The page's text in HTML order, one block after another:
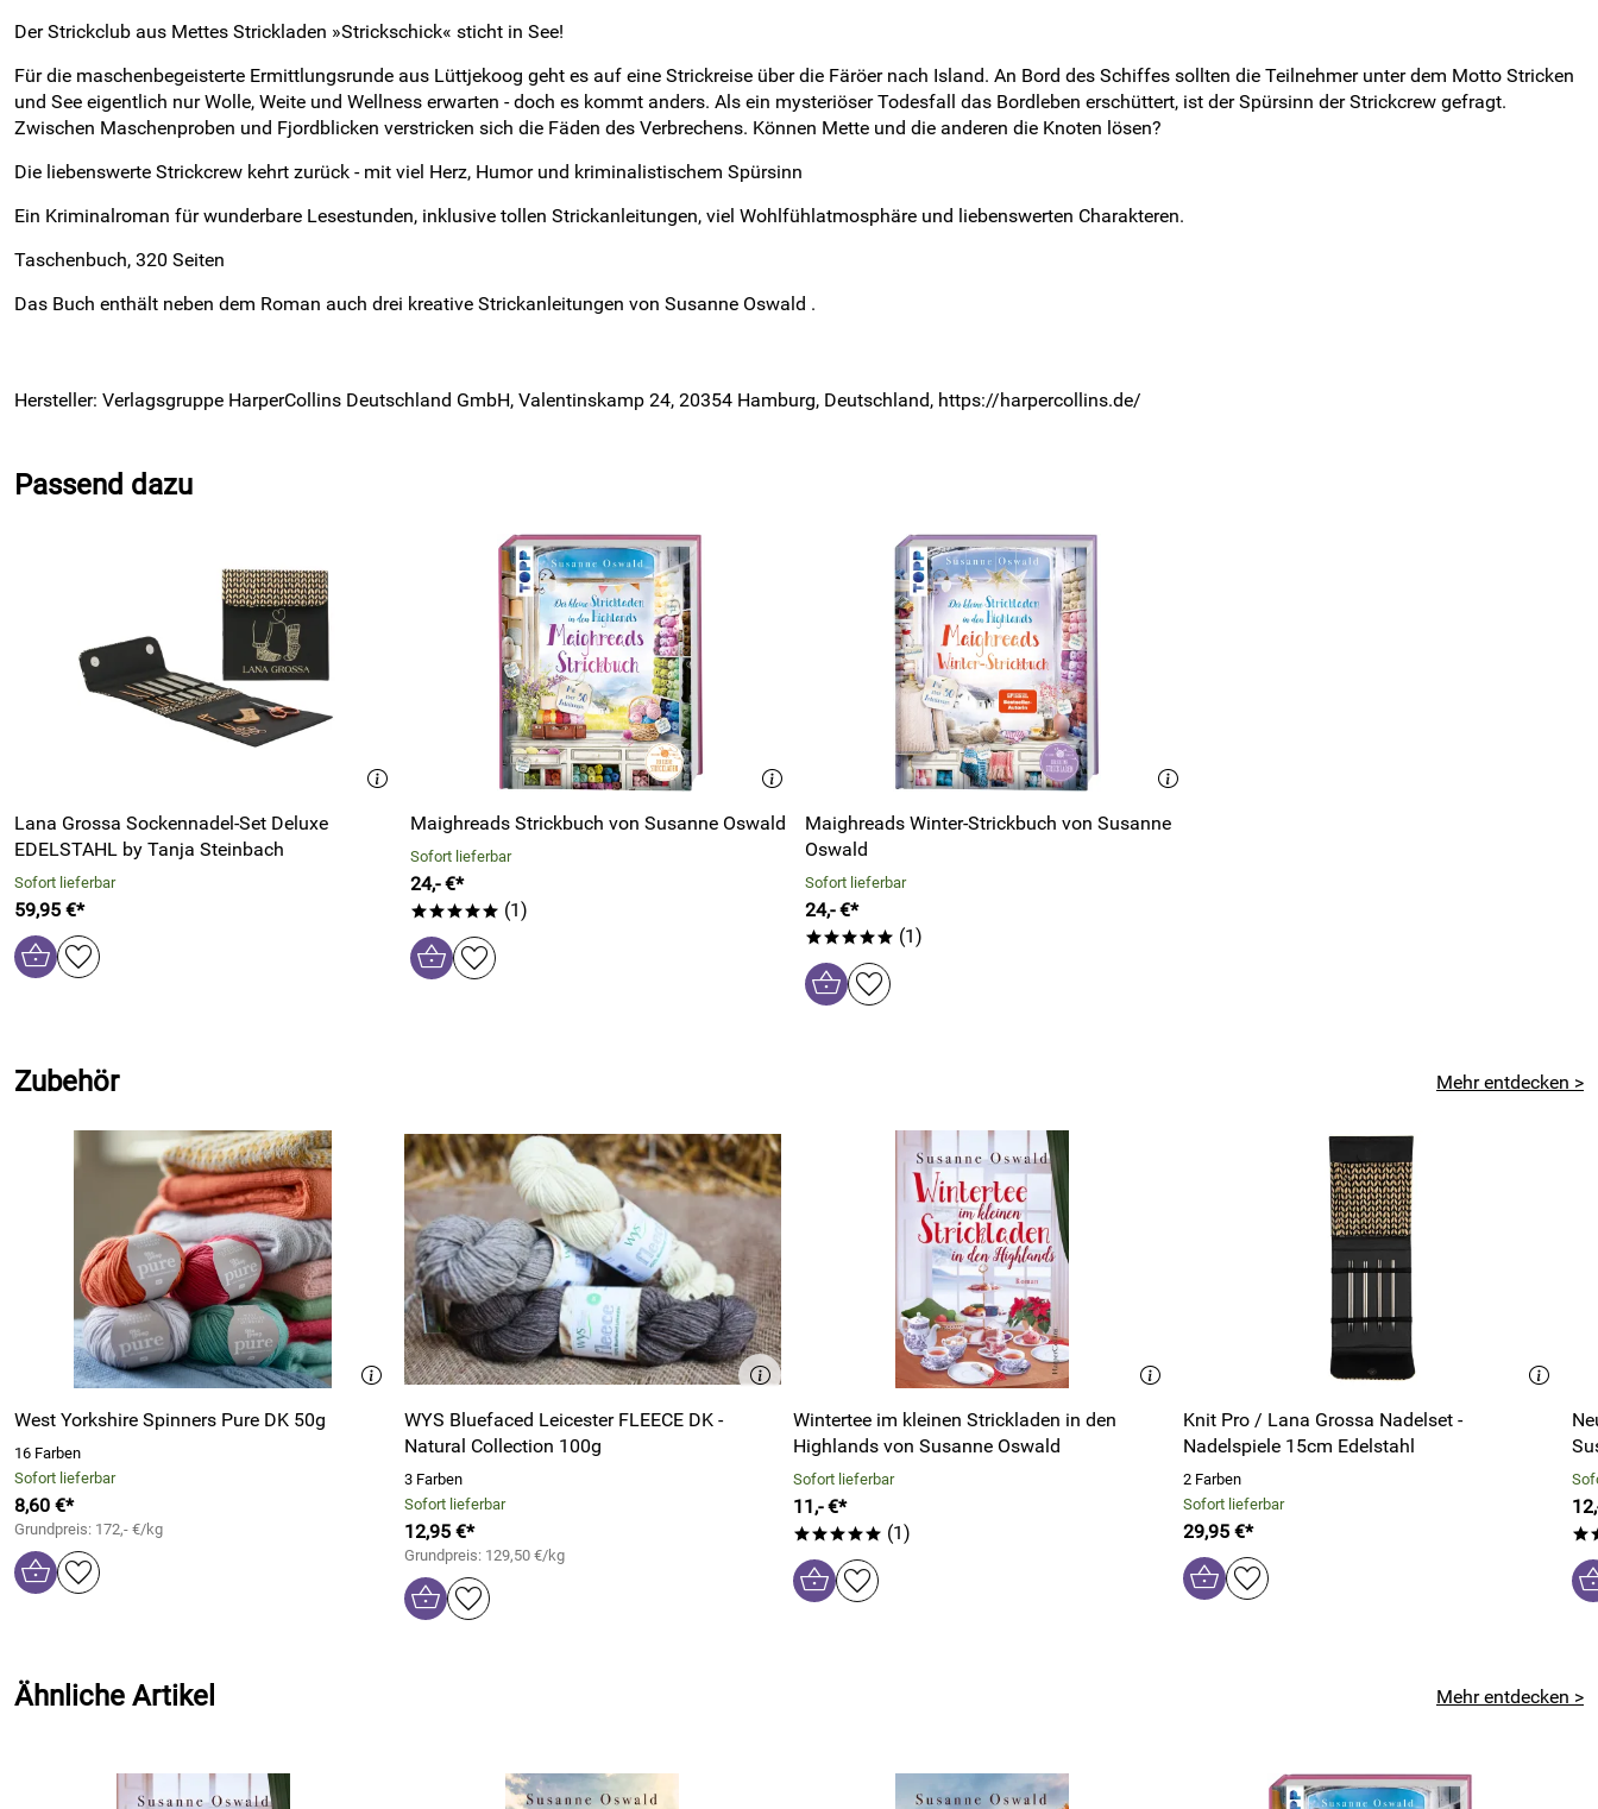
Der Strickclub aus Mettes Strickladen »Strickschick« sticht in See!
Für die maschenbegeisterte Ermittlungsrunde aus Lüttjekoog geht es auf eine Strickreise über die Färöer nach Island. An Bord des Schiffes sollten die Teilnehmer unter dem Motto Stricken
und See eigentlich nur Wolle, Weite und Wellness erwarten - doch es kommt anders. Als ein mysteriöser Todesfall das Bordleben erschüttert, ist der Spürsinn der Strickcrew gefragt.
Zwischen Maschenproben und Fjordblicken verstricken sich die Fäden des Verbrechens. Können Mette und die anderen die Knoten lösen?
Die liebenswerte Strickcrew kehrt zurück - mit viel Herz, Humor und kriminalistischem Spürsinn
Ein Kriminalroman für wunderbare Lesestunden, inklusive tollen Strickanleitungen, viel Wohlfühlatmosphäre und liebenswerten Charakteren.
Taschenbuch, 320 Seiten
Das Buch enthält neben dem Roman auch drei kreative Strickanleitungen von Susanne Oswald .
Hersteller: Verlagsgruppe HarperCollins Deutschland GmbH, Valentinskamp 24, 20354 Hamburg, Deutschland, https://harpercollins.de/
Passend dazu
Lana Grossa Sockennadel-Set Deluxe
EDELSTAHL by Tanja Steinbach
Sofort lieferbar
59,95 €*
Maighreads Strickbuch von Susanne Oswald
Sofort lieferbar
24,- €*
***** (1)
Maighreads Winter-Strickbuch von Susanne
Oswald
Sofort lieferbar
24,- €*
***** (1)
Zubehör Mehr entdecken >
West Yorkshire Spinners Pure DK 50g
16 Farben
Sofort lieferbar
8,60 €*
Grundpreis: 172,- €/kg
WYS Bluefaced Leicester FLEECE DK -
Natural Collection 100g
3 Farben
Sofort lieferbar
12,95 €*
Grundpreis: 129,50 €/kg
Wintertee im kleinen Strickladen in den
Highlands von Susanne Oswald
Sofort lieferbar
11,- €*
***** (1)
Knit Pro / Lana Grossa Nadelset -
Nadelspiele 15cm Edelstahl
2 Farben
Sofort lieferbar
29,95 €*
Ähnliche Artikel Mehr entdecken >